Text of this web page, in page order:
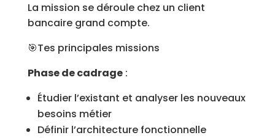
La mission se déroule chez un client
bancaire grand compte.
🎯Tes principales missions
Phase de cadrage:
Étudier l’existant et analyser les nouveaux
besoins métier
Définir l’architecture fonctionnelle